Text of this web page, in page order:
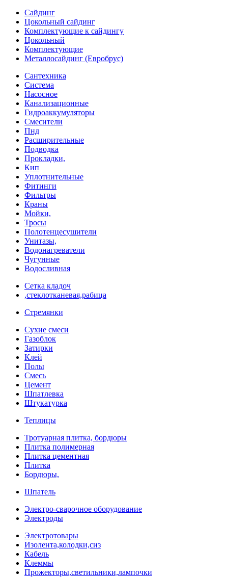
Сайдинг
Цокольный сайдинг
Комплектующие к сайдингу
Цокольный
Комплектующие
Металлосайдинг (Евробрус)
Сантехника
Система
Насосное
Канализационные
Гидроаккумуляторы
Смесители
Пнд
Расширительные
Подводка
Прокладки,
Кип
Уплотнительные
Фитинги
Фильтры
Краны
Мойки,
Тросы
Полотенцесушители
Унитазы,
Водонагреватели
Чугунные
Водосливная
Сетка кладоч
,стеклотканевая,рабица
Стремянки
Сухие смеси
Газоблок
Затирки
Клей
Полы
Смесь
Цемент
Шпатлевка
Штукатурка
Теплицы
Тротуарная плитка, бордюры
Плитка полимерная
Плитка цементная
Плитка
Бордюры,
Шпатель
Электро-сварочное оборудование
Электроды
Электротовары
Изолента,колодки,сиз
Кабель
Клеммы
Прожекторы,светильники,лампочки